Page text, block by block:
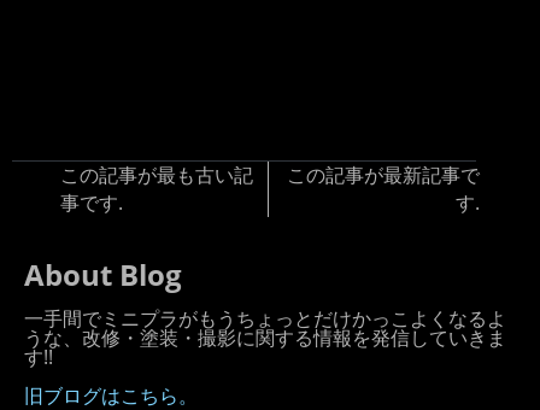
この記事が最も古い記
事です.
この記事が最新記事で
す.
About Blog
一手間でミニプラがもうちょっとだけかっこよくなるよ
うな、改修・塗装・撮影に関する情報を発信していきま
す!!
旧ブログはこちら。